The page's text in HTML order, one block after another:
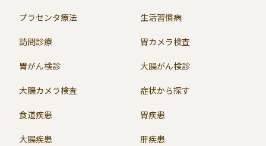
プラセンタ療法 生活習慣病
訪問診療 胃カメラ検査
胃がん検診 大腸がん検診
大腸カメラ検査 症状から探す
食道疾患 胃疾患
大腸疾患 肝疾患